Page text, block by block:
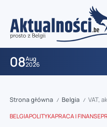
08Aug
2026
Strona główna / Belgia / VAT,
BELGIAPOLITYKAPRACA I FINANSE